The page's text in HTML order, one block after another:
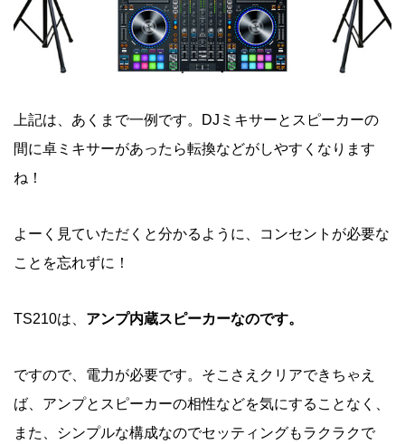
上記は、あくまで一例です。DJミキサーとスピーカーの
間に卓ミキサーがあったら転換などがしやすくなります
ね！
よーく見ていただくと分かるように、コンセントが必要な
ことを忘れずに！
TS210は、 アンプ内蔵スピーカーなのです。
ですので、電力が必要です。そこさえクリアできちゃえ
ば、アンプとスピーカーの相性などを気にすることなく、
また、シンプルな構成なのでセッティングもラクラクで